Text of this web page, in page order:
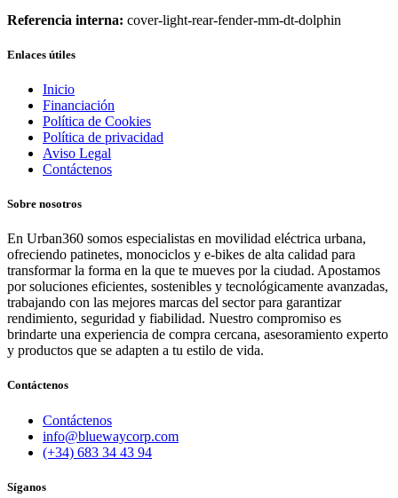
Referencia interna: cover-light-rear-fender-mm-dt-dolphin
Enlaces útiles
Inicio
Financiación
Política de Cookies
Política de privacidad
Aviso Legal
Contáctenos
Sobre nosotros
En Urban360 somos especialistas en movilidad eléctrica urbana,
ofreciendo patinetes, monociclos y e-bikes de alta calidad para
transformar la forma en la que te mueves por la ciudad. Apostamos
por soluciones eficientes, sostenibles y tecnológicamente avanzadas,
trabajando con las mejores marcas del sector para garantizar
rendimiento, seguridad y fiabilidad. Nuestro compromiso es
brindarte una experiencia de compra cercana, asesoramiento experto
y productos que se adapten a tu estilo de vida.
Contáctenos
Contáctenos
info@bluewaycorp.com
(+34) 683 34 43 94
Síganos